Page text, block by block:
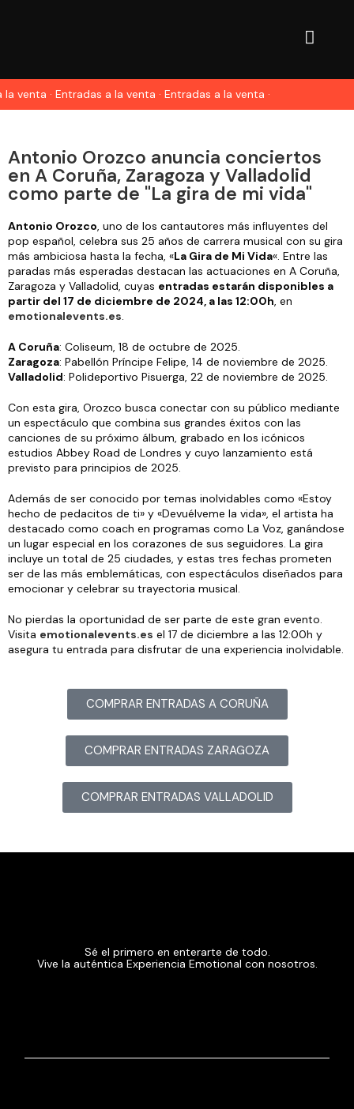
venta · Entradas a la venta · Entradas a la venta ·
Antonio Orozco anuncia conciertos
en A Coruña, Zaragoza y Valladolid
como parte de "La gira de mi vida"
Antonio Orozco, uno de los cantautores más influyentes del
pop español, celebra sus 25 años de carrera musical con su gira
más ambiciosa hasta la fecha, «La Gira de Mi Vida«. Entre las
paradas más esperadas destacan las actuaciones en A Coruña,
Zaragoza y Valladolid, cuyas entradas estarán disponibles a
partir del 17 de diciembre de 2024, a las 12:00h, en
emotionalevents.es.
A Coruña: Coliseum, 18 de octubre de 2025.
Zaragoza: Pabellón Príncipe Felipe, 14 de noviembre de 2025.
Valladolid: Polideportivo Pisuerga, 22 de noviembre de 2025.
Con esta gira, Orozco busca conectar con su público mediante
un espectáculo que combina sus grandes éxitos con las
canciones de su próximo álbum, grabado en los icónicos
estudios Abbey Road de Londres y cuyo lanzamiento está
previsto para principios de 2025​.
Además de ser conocido por temas inolvidables como «Estoy
hecho de pedacitos de ti» y «Devuélveme la vida», el artista ha
destacado como coach en programas como La Voz, ganándose
un lugar especial en los corazones de sus seguidores. La gira
incluye un total de 25 ciudades, y estas tres fechas prometen
ser de las más emblemáticas, con espectáculos diseñados para
emocionar y celebrar su trayectoria musical​.
No pierdas la oportunidad de ser parte de este gran evento.
Visita emotionalevents.es el 17 de diciembre a las 12:00h y
asegura tu entrada para disfrutar de una experiencia inolvidable.
COMPRAR ENTRADAS A CORUÑA
COMPRAR ENTRADAS ZARAGOZA
COMPRAR ENTRADAS VALLADOLID
Sé el primero en enterarte de todo.
Vive la auténtica Experiencia Emotional con nosotros.